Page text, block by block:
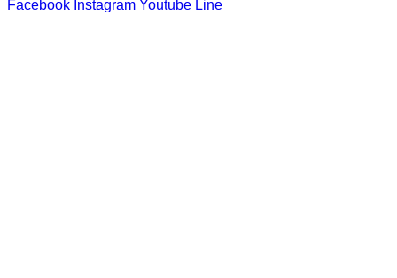
Facebook Instagram Youtube Line